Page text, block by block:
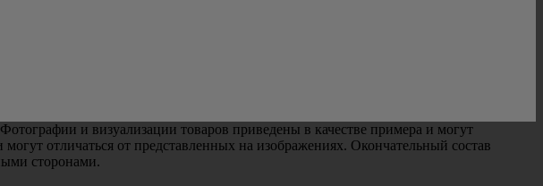
и визуализации товаров приведены в качестве примера и могут
отличаться от представленных на изображениях. Окончательный состав
сторонами.